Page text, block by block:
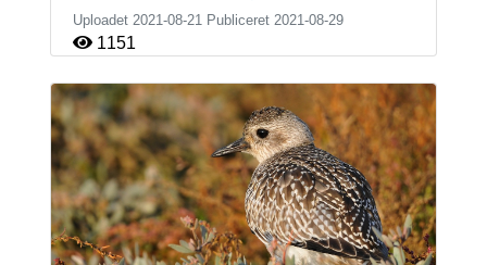
Uploadet 2021-08-21 Publiceret 2021-08-29
1151